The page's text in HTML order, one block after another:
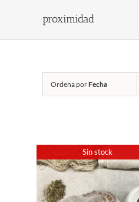
proximidad
Ordena porFecha
Sin stock